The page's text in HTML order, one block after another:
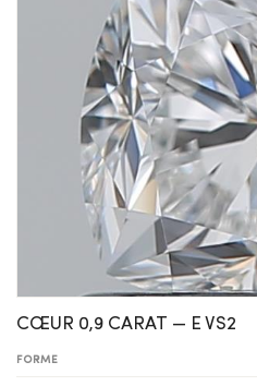
CŒUR 0,9 CARAT — E VS2
FORME